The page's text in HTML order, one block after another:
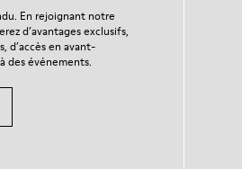
En rejoignant notre
d’avantages exclusifs,
d’accès en avant-
des événements.